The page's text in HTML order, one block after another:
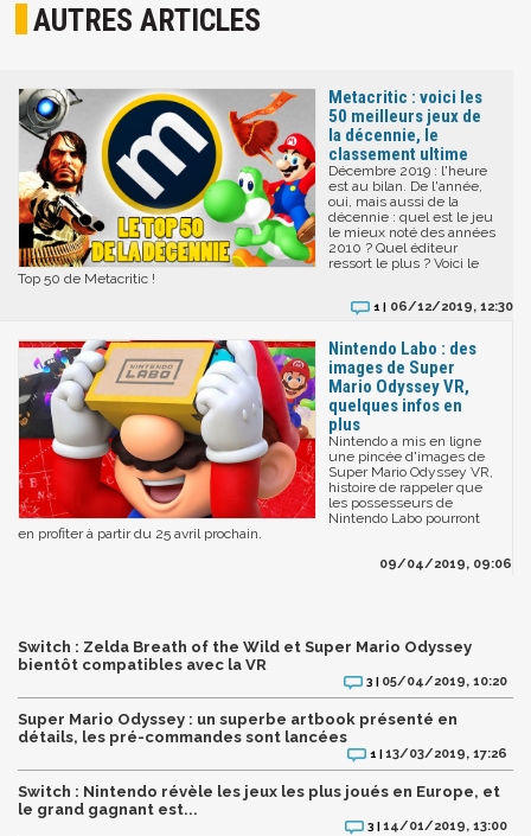
AUTRES ARTICLES
Metacritic : voici les
50 meilleurs jeux de
la décennie, le
classement ultime
Décembre 2019 : l'heure
est au bilan. De l'année,
oui, mais aussi de la
décennie : quel est le jeu
le mieux noté des années
2010 ? Quel éditeur
ressort le plus ? Voici le
Top 50 de Metacritic !
1 | 06/12/2019, 12:30
Nintendo Labo : des
images de Super
Mario Odyssey VR,
quelques infos en
plus
Nintendo a mis en ligne
une pincée d'images de
Super Mario Odyssey VR,
histoire de rappeler que
les possesseurs de
Nintendo Labo pourront
en profiter à partir du 25 avril prochain.
09/04/2019, 09:06
Switch : Zelda Breath of the Wild et Super Mario Odyssey
bientôt compatibles avec la VR
3 | 05/04/2019, 10:20
Super Mario Odyssey : un superbe artbook présenté en
détails, les pré-commandes sont lancées
1 | 13/03/2019, 17:26
Switch : Nintendo révèle les jeux les plus joués en Europe, et
le grand gagnant est...
3 | 14/01/2019, 13:00